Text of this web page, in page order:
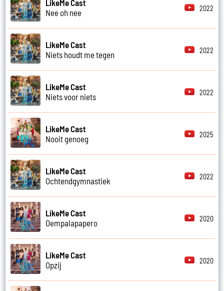
LikeMe Cast
Nee oh nee
2022
LikeMe Cast
Niets houdt me tegen
2022
LikeMe Cast
Niets voor niets
2022
LikeMe Cast
Nooit genoeg
2025
LikeMe Cast
Ochtendgymnastiek
2022
LikeMe Cast
Oempalapapero
2020
LikeMe Cast
Opzij
2020